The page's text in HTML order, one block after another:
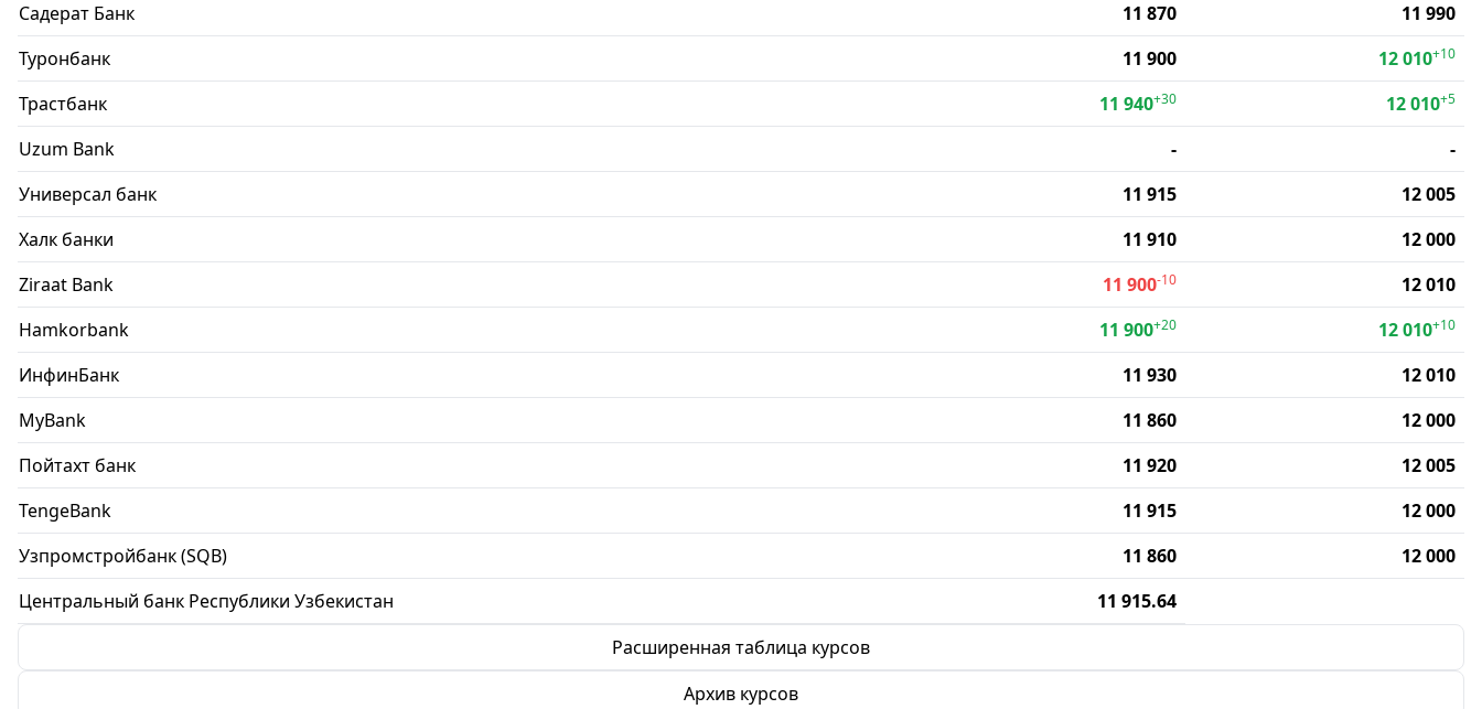
Садерат Банк
11 870
11 990
Туронбанк
11 900 12 010+10
Трастбанк 11 940+30 12 010+5
Uzum Bank -
-
Универсал банк
11 915
12 005
Халк банки
11 910
12 000
Ziraat Bank
11 900-10
12 010
Hamkorbank
11 900+20 12 010+10
ИнфинБанк 11 930
12 010
MyBank
11 860
12 000
Пойтахт банк
11 920
12 005
TengeBank
11 915
12 000
Узпромстройбанк (SQB)
11 860
12 000
Центральный банк Республики Узбекистан
11 915.64
Расширенная таблица курсов
Архив курсов